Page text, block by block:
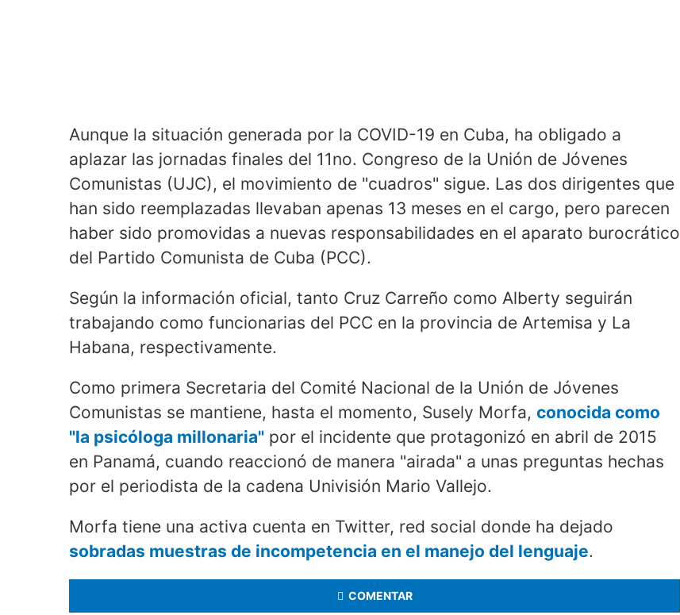
Aunque la situación generada por la COVID-19 en Cuba, ha obligado a
aplazar las jornadas finales del 11no. Congreso de la Unión de Jóvenes
Comunistas (UJC), el movimiento de "cuadros" sigue. Las dos dirigentes que
han sido reemplazadas llevaban apenas 13 meses en el cargo, pero parecen
haber sido promovidas a nuevas responsabilidades en el aparato burocrático
del Partido Comunista de Cuba (PCC).
Según la información oficial, tanto Cruz Carreño como Alberty seguirán
trabajando como funcionarias del PCC en la provincia de Artemisa y La
Habana, respectivamente.
Como primera Secretaria del Comité Nacional de la Unión de Jóvenes
Comunistas se mantiene, hasta el momento, Susely Morfa, conocida como
"la psicóloga millonaria" por el incidente que protagonizó en abril de 2015
en Panamá, cuando reaccionó de manera "airada" a unas preguntas hechas
por el periodista de la cadena Univisión Mario Vallejo.
Morfa tiene una activa cuenta en Twitter, red social donde ha dejado
sobradas muestras de incompetencia en el manejo del lenguaje.
COMENTAR